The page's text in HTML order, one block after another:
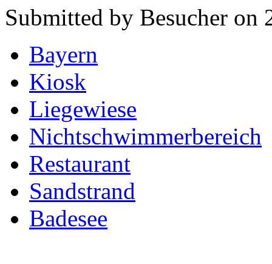
Submitted by Besucher on
Bayern
Kiosk
Liegewiese
Nichtschwimmerbereich
Restaurant
Sandstrand
Badesee